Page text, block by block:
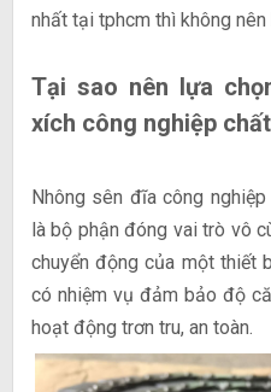
nhất tại tphcm thì không
Tại sao nên lựa
xích công nghiệp
Nhông sên đĩa công nghiệp
là bộ phận đóng vai trò vô
chuyển động của một thiết
có nhiệm vụ đảm bảo độ
hoạt động trơn tru, an toàn.